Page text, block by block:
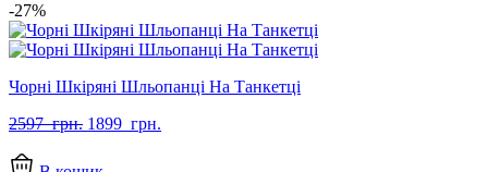
-27%
Чорні Шкіряні Шльопанці На Танкетці
2597 грн. Оригінальна
1899 грн.